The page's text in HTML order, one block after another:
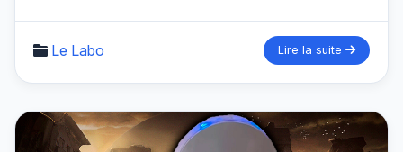
Le Labo Lire la suite